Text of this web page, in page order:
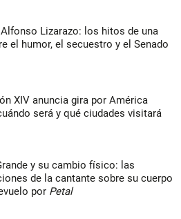
Lizarazo: los hitos de una
el humor, el secuestro y el Senado
XIV anuncia gira por América
será y qué ciudades visitará
y su cambio físico: las
de la cantante sobre su cuerpo
por Petal